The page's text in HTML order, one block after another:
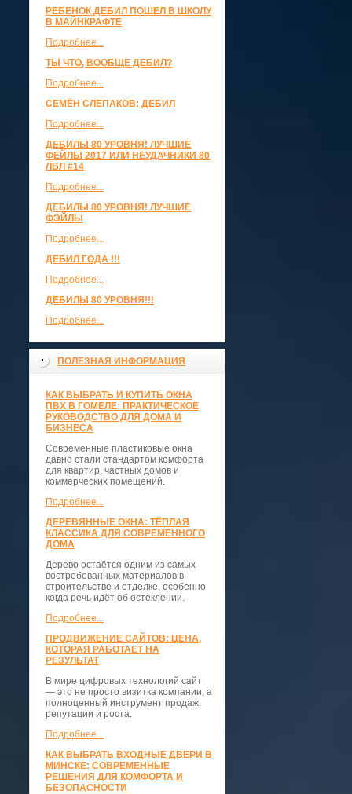
РЕБЕНОК ДЕБИЛ ПОШЕЛ В ШКОЛУ
В МАЙНКРАФТЕ
Подробнее...
ТЫ ЧТО, ВООБЩЕ ДЕБИЛ?
Подробнее...
СЕМЁН СЛЕПАКОВ: ДЕБИЛ
Подробнее...
ДЕБИЛЫ 80 УРОВНЯ! ЛУЧШИЕ
ФЕЙЛЫ 2017 ИЛИ НЕУДАЧНИКИ 80
ЛВЛ #14
Подробнее...
ДЕБИЛЫ 80 УРОВНЯ! ЛУЧШИЕ
ФЭЙЛЫ
Подробнее...
ДЕБИЛ ГОДА !!!
Подробнее...
ДЕБИЛЫ 80 УРОВНЯ!!!
Подробнее...
ПОЛЕЗНАЯ ИНФОРМАЦИЯ
КАК ВЫБРАТЬ И КУПИТЬ ОКНА
ПВХ В ГОМЕЛЕ: ПРАКТИЧЕСКОЕ
РУКОВОДСТВО ДЛЯ ДОМА И
БИЗНЕСА
Современные пластиковые окна
давно стали стандартом комфорта
для квартир, частных домов и
коммерческих помещений.
Подробнее...
ДЕРЕВЯННЫЕ ОКНА: ТЁПЛАЯ
КЛАССИКА ДЛЯ СОВРЕМЕННОГО
ДОМА
Дерево остаётся одним из самых
востребованных материалов в
строительстве и отделке, особенно
когда речь идёт об остеклении.
Подробнее...
ПРОДВИЖЕНИЕ САЙТОВ: ЦЕНА,
КОТОРАЯ РАБОТАЕТ НА
РЕЗУЛЬТАТ
В мире цифровых технологий сайт
— это не просто визитка компании, а
полноценный инструмент продаж,
репутации и роста.
Подробнее...
КАК ВЫБРАТЬ ВХОДНЫЕ ДВЕРИ В
МИНСКЕ: СОВРЕМЕННЫЕ
РЕШЕНИЯ ДЛЯ КОМФОРТА И
БЕЗОПАСНОСТИ